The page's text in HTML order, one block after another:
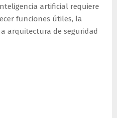
artificial requiere
funciones útiles, la
arquitectura de seguridad